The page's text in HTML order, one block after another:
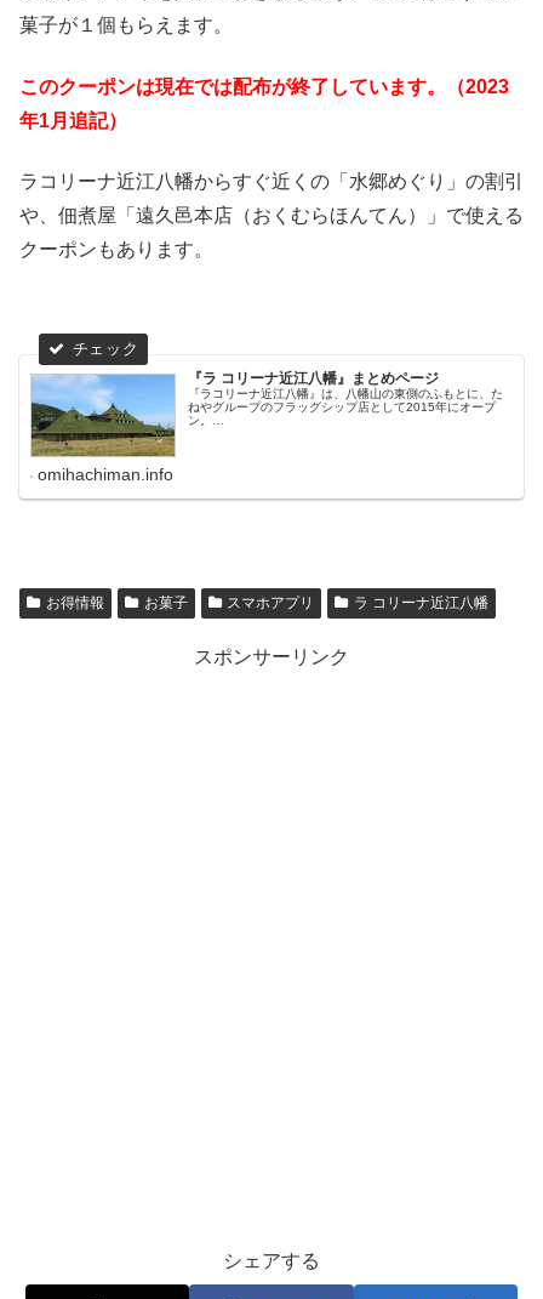
菓子が１個もらえます。
このクーポンは現在では配布が終了しています。（2023
年1月追記）
ラコリーナ近江八幡からすぐ近くの「水郷めぐり」の割引
や、佃煮屋「遠久邑本店（おくむらほんてん）」で使える
クーポンもあります。
『ラ コリーナ近江八幡』まとめページ
『ラコリーナ近江八幡』は、八幡山の東側のふもとに、た
ねやグループのフラッグシップ店として2015年にオープ
ン。…
omihachiman.info
お得情報 お菓子 スマホアプリ ラ コリーナ近江八幡
スポンサーリンク
シェアする